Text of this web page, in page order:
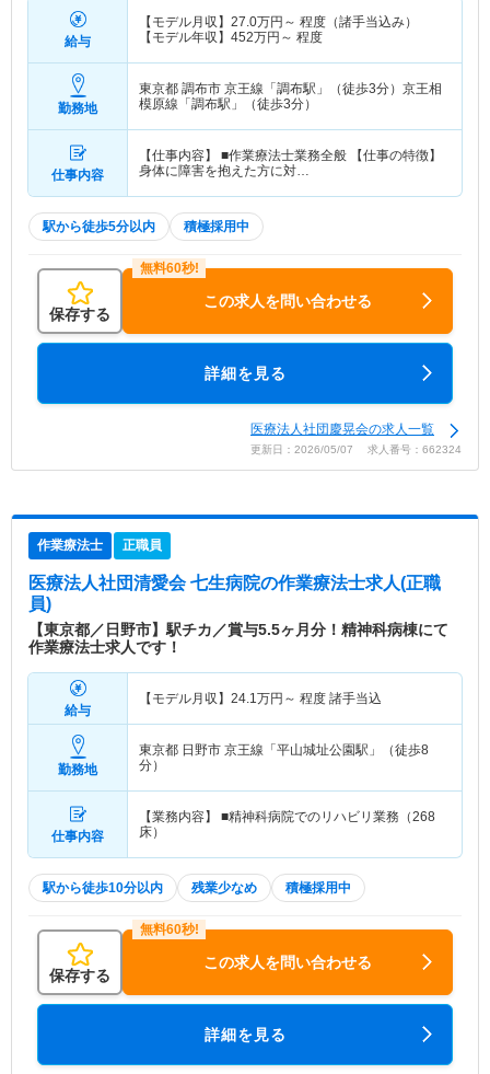
給与
【モデル月収】 27.0万円～ 程度（諸手当込み）
【モデル年収】 452万円～ 程度
勤務地
東京都 調布市 京王線「調布駅」（徒歩3分）京王相
模原線「調布駅」（徒歩3分）
仕事内容
【仕事内容】 ■作業療法士業務全般 【仕事の特徴】
身体に障害を抱えた方に対…
駅から徒歩5分以内 積極採用中
保存する
この求人を問い合わせる
詳細を見る
医療法人社団慶晃会の求人一覧
更新日：2026/05/07 求人番号：662324
作業療法士 正職員
医療法人社団清愛会 七生病院の作業療法士求人(正職
員)
【東京都／日野市】駅チカ／賞与5.5ヶ月分！精神科病棟にて
作業療法士求人です！
給与
【モデル月収】 24.1万円～ 程度 諸手当込
勤務地
東京都 日野市 京王線「平山城址公園駅」（徒歩8
分）
仕事内容
【業務内容】 ■精神科病院でのリハビリ業務（268
床）
駅から徒歩10分以内 残業少なめ 積極採用中
保存する
この求人を問い合わせる
詳細を見る